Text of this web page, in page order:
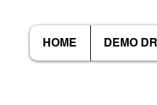
HOME DEMO